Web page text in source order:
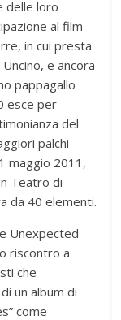
delle loro
al film
in cui presta
e ancora
pappagallo
esce per
del
palchi
maggio 2011,
Teatro di
da 40 elementi.
Unexpected
riscontro a
che
un album di
come